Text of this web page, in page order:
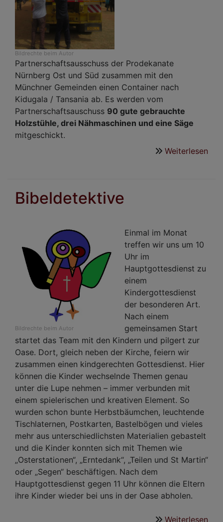
Bildrechte beim Autor
Partnerschaftsausschuss der Prodekanate
Nürnberg Ost und Süd zusammen mit den
Münchner Gemeinden einen Container nach
Kidugala / Tansania ab. Es werden vom
Partnerschaftsauschuss 90 gute gebrauchte
Holzstühle, drei Nähmaschinen und eine Säge
mitgeschickt.
Weiterlesen
Bibeldetektive
Bildrechte beim Autor
Einmal im Monat
treffen wir uns um 10
Uhr im
Hauptgottesdienst zu
einem
Kindergottesdienst
der besonderen Art.
Nach einem
gemeinsamen Start
startet das Team mit den Kindern und pilgert zur
Oase. Dort, gleich neben der Kirche, feiern wir
zusammen einen kindgerechten Gottesdienst. Hier
können die Kinder wechselnde Themen genau
unter die Lupe nehmen – immer verbunden mit
einem spielerischen und kreativen Element. So
wurden schon bunte Herbstbäumchen, leuchtende
Tischlaternen, Postkarten, Bastelbögen und vieles
mehr aus unterschiedlichsten Materialien gebastelt
und die Kinder konnten sich mit Themen wie
„Osterstationen“, „Erntedank“, „Teilen und St Martin“
oder „Segen“ beschäftigen. Nach dem
Hauptgottesdienst gegen 11 Uhr können die Eltern
ihre Kinder wieder bei uns in der Oase abholen.
Weiterlesen